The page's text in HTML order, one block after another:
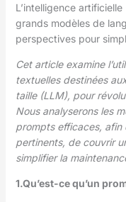
L’intelligence
grands modèles de
perspectives pour
Cet article examine
textuelles destinées
taille (LLM), pour
Nous analyserons les
prompts efficaces,
pertinents, de couvrir
simplifier la
1.Qu’est-ce qu’un